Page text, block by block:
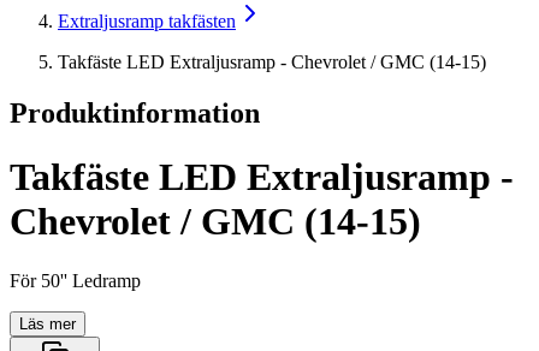
Extraljusramp takfästen
Takfäste LED Extraljusramp - Chevrolet / GMC (14-15)
Produktinformation
Takfäste LED Extraljusramp -
Chevrolet / GMC (14-15)
För 50'' Ledramp
Läs mer